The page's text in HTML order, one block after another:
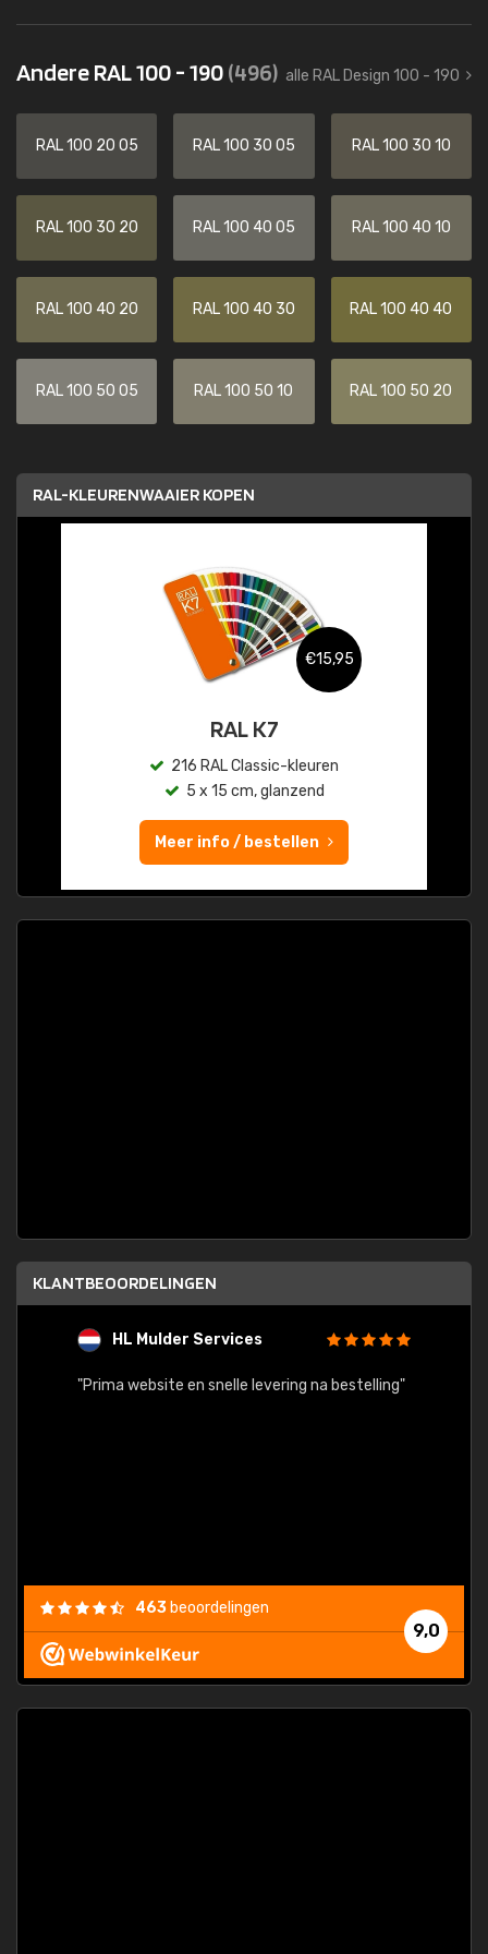
Andere RAL 100 - 190(496) alle RAL Design 100 - 190
RAL 100 20 05 RAL 100 30 05 RAL 100 30 10
RAL 100 30 20 RAL 100 40 05 RAL 100 40 10
RAL 100 40 20 RAL 100 40 30 RAL 100 40 40
RAL 100 50 05 RAL 100 50 10 RAL 100 50 20
RAL-KLEURENWAAIER KOPEN
€15,95
RAL K7
216 RAL Classic-kleuren
5 x 15 cm, glanzend
Meer info / bestellen
KLANTBEOORDELINGEN
HL Mulder Services
"Prima website en snelle levering na bestelling"
9,0
463 beoordelingen